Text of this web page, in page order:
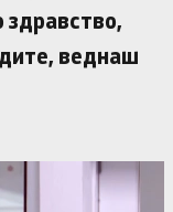
здравство,
веднаш